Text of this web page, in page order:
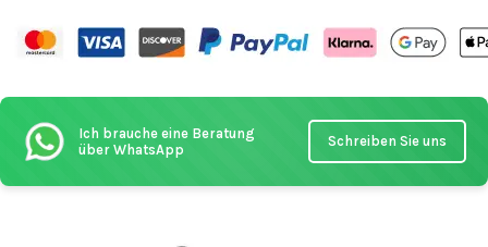
Ich brauche eine Beratung
über WhatsApp
Schreiben Sie uns